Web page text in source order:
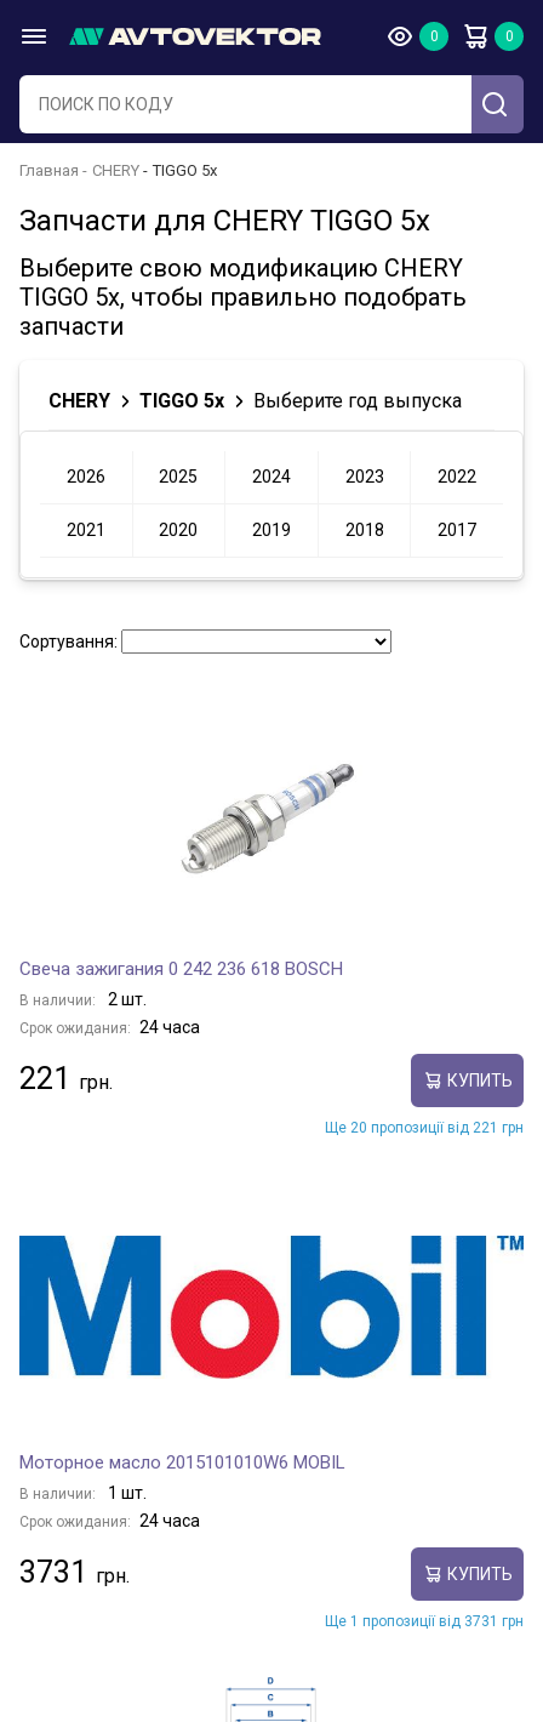
Главная CHERY TIGGO 5x
Запчасти для CHERY TIGGO 5x
Выберите свою модификацию CHERY
TIGGO 5x, чтобы правильно подобрать
запчасти
CHERY TIGGO 5x Выберите год выпуска
2026 2025 2024 2023 2022
2021 2020 2019 2018 2017
Сортування:
Свеча зажигания 0 242 236 618 BOSCH
В наличии: 2 шт.
Срок ожидания: 24 часа
221 КУПИТЬ
Ще 20 пропозиції від 221 грн
Моторное масло 2015101010W6 MOBIL
В наличии: 1 шт.
Срок ожидания: 24 часа
3731 КУПИТЬ
Ще 1 пропозиції від 3731 грн